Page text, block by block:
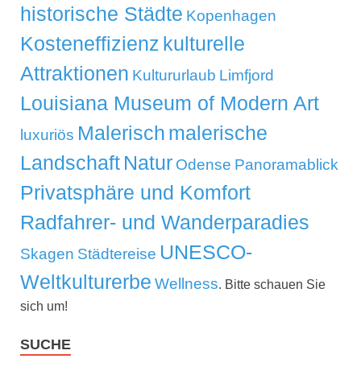
historische Städte Kopenhagen
Kosteneffizienz kulturelle
Attraktionen Kultururlaub Limfjord
Louisiana Museum of Modern Art
luxuriös Malerisch malerische
Landschaft Natur Odense Panoramablick
Privatsphäre und Komfort
Radfahrer- und Wanderparadies
Skagen Städtereise UNESCO-
Weltkulturerbe Wellness. Bitte schauen Sie
sich um!
SUCHE